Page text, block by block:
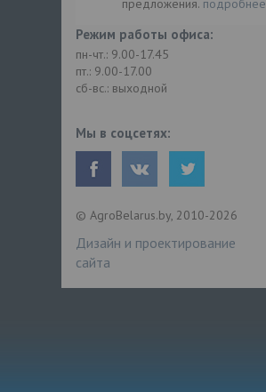
предложения. подробнее
Режим работы офиса:
пн-чт.: 9.00-17.45
пт.: 9.00-17.00
сб-вс.: выходной
Мы в соцсетях:
© AgroBelarus.by, 2010-2026
Дизайн и проектирование
сайта